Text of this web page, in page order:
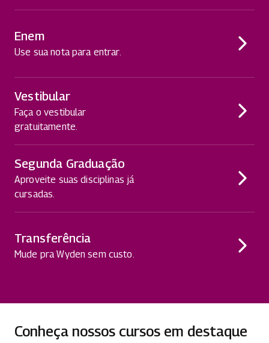
Enem
Use sua nota para entrar.
Vestibular
Faça o vestibular
gratuitamente.
Segunda Graduação
Aproveite suas disciplinas já
cursadas.
Transferência
Mude pra Wyden sem custo.
Conheça nossos cursos em destaque